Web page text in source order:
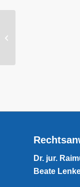
Dr. jur.
Beate